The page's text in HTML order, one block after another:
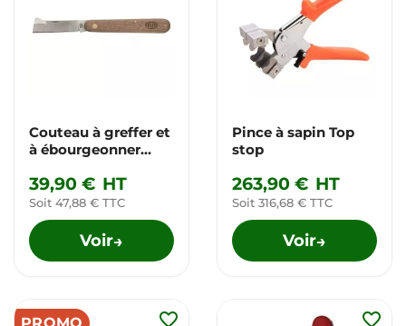
Couteau à greffer et
à ébourgeonner
39,90 € HT
Soit 47,88 € TTC
Voir→
Pince à sapin Top
stop
263,90 € HT
Soit 316,68 € TTC
Voir→
favorite_border favorite_border